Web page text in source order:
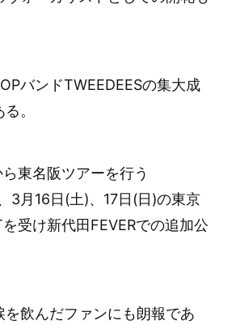
バンドTWEEDEESの集大成
。
東名阪ツアーを行う
3月16日(土)、17日(日)の東京
受け新代田FEVERでの追加公
を飲んだファンにも朗報であ